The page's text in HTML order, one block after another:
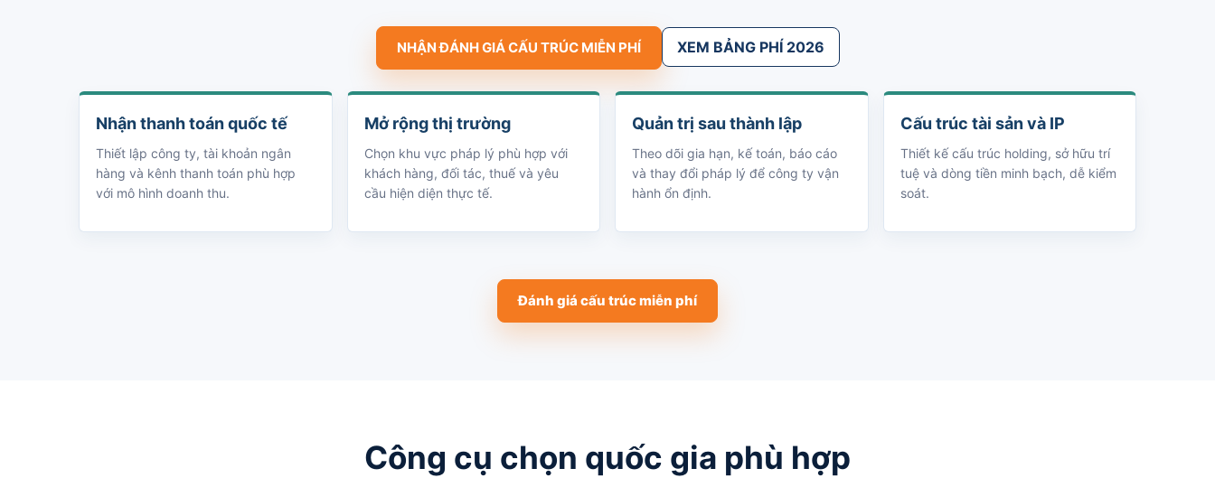
NHẬN ĐÁNH GIÁ CẤU TRÚC MIỄN PHÍ XEM BẢNG PHÍ 2026
Nhận thanh toán quốc tế
Thiết lập công ty, tài khoản ngân
hàng và kênh thanh toán phù hợp
với mô hình doanh thu.
Mở rộng thị trường
Chọn khu vực pháp lý phù hợp với
khách hàng, đối tác, thuế và yêu
cầu hiện diện thực tế.
Quản trị sau thành lập
Theo dõi gia hạn, kế toán, báo cáo
và thay đổi pháp lý để công ty vận
hành ổn định.
Cấu trúc tài sản và IP
Thiết kế cấu trúc holding, sở hữu trí
tuệ và dòng tiền minh bạch, dễ kiểm
soát.
Đánh giá cấu trúc miễn phí
Công cụ chọn quốc gia phù hợp